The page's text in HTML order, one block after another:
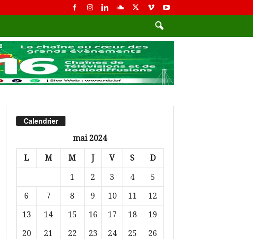
Calendrier
mai 2024
L M M J V S D
1 2 3 4
5
6
7 8 9 10 11
12
13
14 15 16 17 18
19
20
21 22 23 24 25
26